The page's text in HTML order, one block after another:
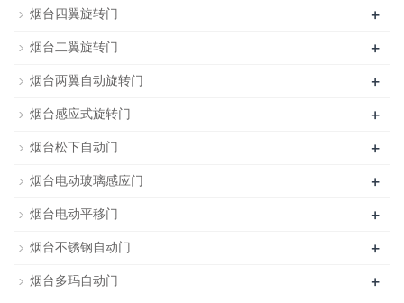
烟台四翼旋转门 +
烟台二翼旋转门 +
烟台两翼自动旋转门 +
烟台感应式旋转门 +
烟台松下自动门 +
烟台电动玻璃感应门 +
烟台电动平移门 +
烟台不锈钢自动门 +
烟台多玛自动门 +